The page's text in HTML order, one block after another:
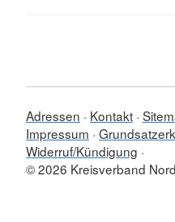
Adressen Kontakt
Impressum
Widerruf/Kündigung
© 2026 Kreisverband